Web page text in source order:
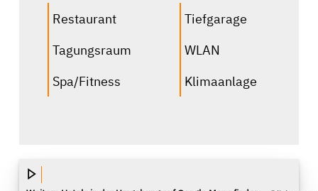
Restaurant
Tagungsraum
Spa/Fitness
Tiefgarage
WLAN
Klimaanlage